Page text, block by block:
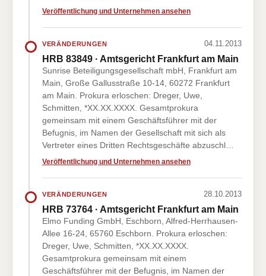
Veröffentlichung und Unternehmen ansehen
VERÄNDERUNGEN 04.11.2013
HRB 83849 · Amtsgericht Frankfurt am Main
Sunrise Beteiligungsgesellschaft mbH, Frankfurt am
Main, Große Gallusstraße 10-14, 60272 Frankfurt
am Main. Prokura erloschen: Dreger, Uwe,
Schmitten, *XX.XX.XXXX. Gesamtprokura
gemeinsam mit einem Geschäftsführer mit der
Befugnis, im Namen der Gesellschaft mit sich als
Vertreter eines Dritten Rechtsgeschäfte abzuschl…
Veröffentlichung und Unternehmen ansehen
VERÄNDERUNGEN 28.10.2013
HRB 73764 · Amtsgericht Frankfurt am Main
Elmo Funding GmbH, Eschborn, Alfred-Herrhausen-
Allee 16-24, 65760 Eschborn. Prokura erloschen:
Dreger, Uwe, Schmitten, *XX.XX.XXXX.
Gesamtprokura gemeinsam mit einem
Geschäftsführer mit der Befugnis, im Namen der